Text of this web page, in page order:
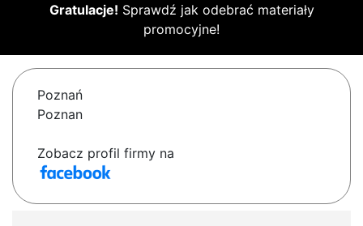
Gratulacje! Sprawdź jak odebrać materiały
promocyjne!
Poznań
Poznan
Zobacz profil firmy na